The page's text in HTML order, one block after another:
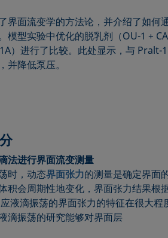
界面流变学的方法论，并介绍了如何
模型实验中优化的脱乳剂（OU-1 +
）进行了比较。此处显示，与 Pralt-
并降低泵压。
法进行界面流变测量
时，动态界面张力的测量是确定界面
积会周期性地变化，界面张力结果根
液滴振荡的界面张力的特征在很大程
滴振荡的研究能够对界面层